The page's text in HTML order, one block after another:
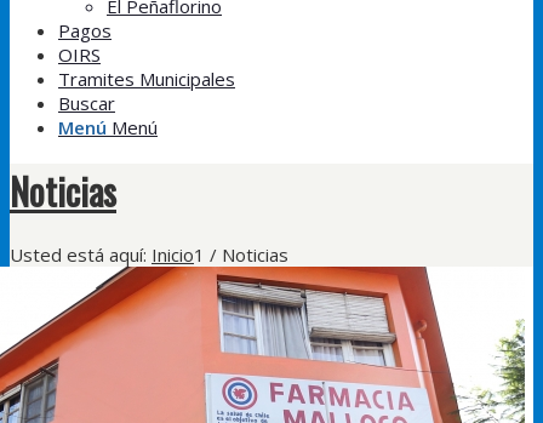
El Peñaflorino
Pagos
OIRS
Tramites Municipales
Buscar
Menú Menú
Noticias
Usted está aquí: Inicio1 / Noticias